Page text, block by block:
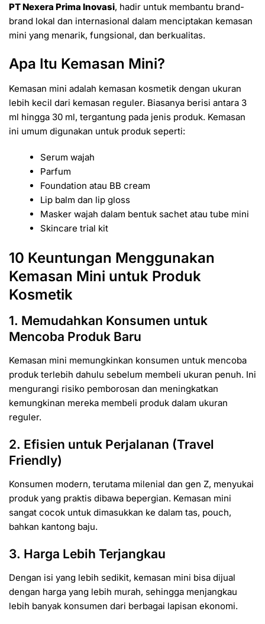
PT Nexera Prima Inovasi, hadir untuk membantu brand-
brand lokal dan internasional dalam menciptakan kemasan
mini yang menarik, fungsional, dan berkualitas.
Apa Itu Kemasan Mini?
Kemasan mini adalah kemasan kosmetik dengan ukuran
lebih kecil dari kemasan reguler. Biasanya berisi antara 3
ml hingga 30 ml, tergantung pada jenis produk. Kemasan
ini umum digunakan untuk produk seperti:
Serum wajah
Parfum
Foundation atau BB cream
Lip balm dan lip gloss
Masker wajah dalam bentuk sachet atau tube mini
Skincare trial kit
10 Keuntungan Menggunakan
Kemasan Mini untuk Produk
Kosmetik
1. Memudahkan Konsumen untuk
Mencoba Produk Baru
Kemasan mini memungkinkan konsumen untuk mencoba
produk terlebih dahulu sebelum membeli ukuran penuh. Ini
mengurangi risiko pemborosan dan meningkatkan
kemungkinan mereka membeli produk dalam ukuran
reguler.
2. Efisien untuk Perjalanan (Travel
Friendly)
Konsumen modern, terutama milenial dan gen Z, menyukai
produk yang praktis dibawa bepergian. Kemasan mini
sangat cocok untuk dimasukkan ke dalam tas, pouch,
bahkan kantong baju.
3. Harga Lebih Terjangkau
Dengan isi yang lebih sedikit, kemasan mini bisa dijual
dengan harga yang lebih murah, sehingga menjangkau
lebih banyak konsumen dari berbagai lapisan ekonomi.